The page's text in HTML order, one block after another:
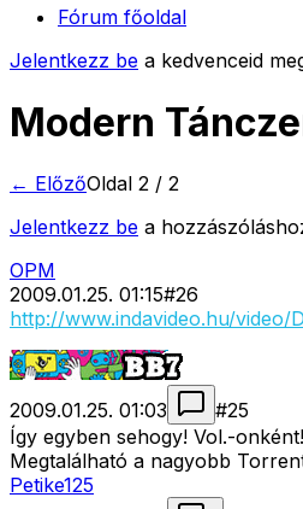
Fórum főoldal
Jelentkezz be a kedvenceid
Modern
← ElőzőOldal 2 / 2
Jelentkezz be a
OPM
2009.01.25. 01:15#26
http://www.indavideo.hu/video/
2009.01.25. 01:03 #25
Így egyben sehogy! Vol.-
Megtalálható a nagyobb
Petike125